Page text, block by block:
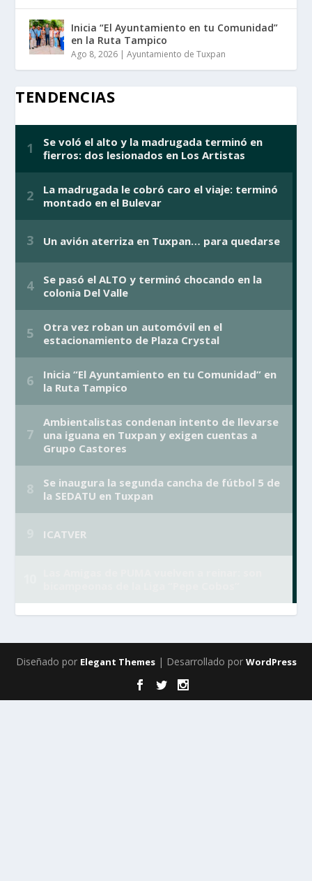
Inicia “El Ayuntamiento en tu Comunidad”
en la Ruta Tampico
Ago 8, 2026 |Ayuntamiento de Tuxpan
TENDENCIAS
Diseñado por Elegant Themes| Desarrollado por WordPress